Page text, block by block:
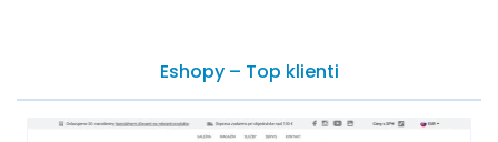
Eshopy – Top klienti